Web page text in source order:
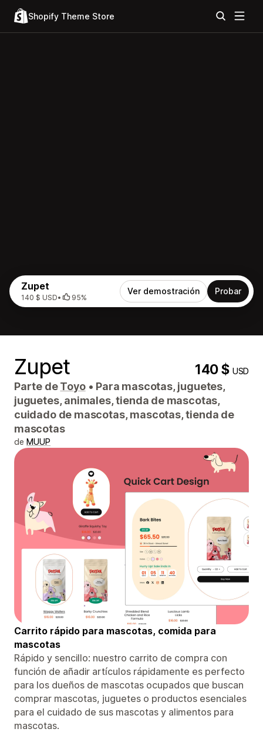
Shopify Theme Store
Zupet
140 $ USD• 95%
Ver demostración Probar
Zupet 140 $USD
Parte deToyo • Para mascotas, juguetes,
juguetes, animales, tienda de mascotas,
cuidado de mascotas, mascotas, tienda de
mascotas
de MUUP
Carrito rápido para mascotas, comida para
mascotas
Rápido y sencillo: nuestro carrito de compra con
función de añadir artículos rápidamente es perfecto
para los dueños de mascotas ocupados que buscan
comprar mascotas, juguetes o productos esenciales
para el cuidado de sus mascotas y alimentos para
mascotas.